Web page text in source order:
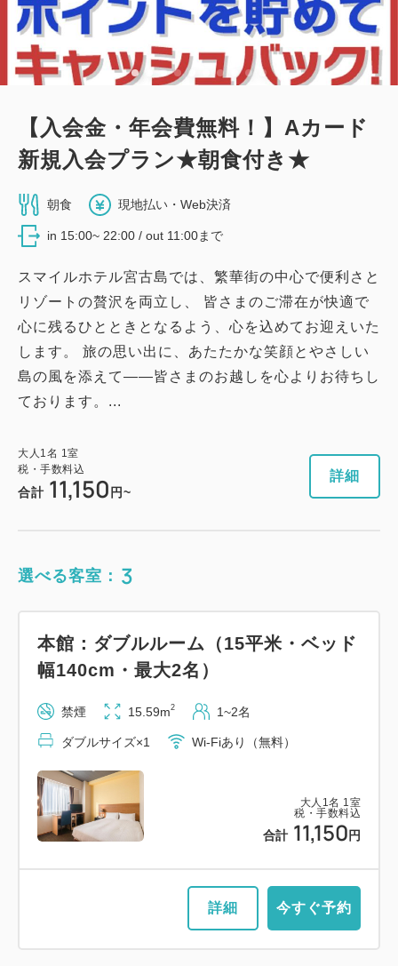
詳細 今すぐ予約
税・手数料込
合計 10,580 円
新館：和室（19平米・布団・最大2
【入会金・年会費無料！】Aカード
新規入会プラン★朝食付き★
朝食 現地払い・Web決済
in 15:00~ 22:00 / out 11:00まで
スマイルホテル宮古島では、繁華街の中心で便利さと
リゾートの贅沢を両立し、 皆さまのご滞在が快適で
心に残るひとときとなるよう、心を込めてお迎えいた
します。 旅の思い出に、あたたかな笑顔とやさしい
島の風を添えて――皆さまのお越しを心よりお待ちし
ております。...
大人 1名 1室
税・手数料込
合計 11,150 円~
詳細
選べる客室： 3
大人 1名 1室
税・手数料込
合計 11,150 円
本館：ダブルルーム（15平米・ベッド
幅140cm・最大2名）
禁煙 15.59m2 1~2名
ダブルサイズ×1 Wi-Fiあり（無料）
詳細 今すぐ予約